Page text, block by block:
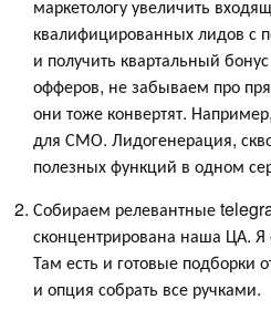
маркетологу увеличить
квалифицированных лидов с
и получить квартальный
офферов, не забываем про
они тоже конвертят.
для СМО. Лидогенерация,
полезных функций в одном
Собираем релевантные
сконцентрирована наша ЦА.
Там есть и готовые подборки
и опция собрать все ручками.